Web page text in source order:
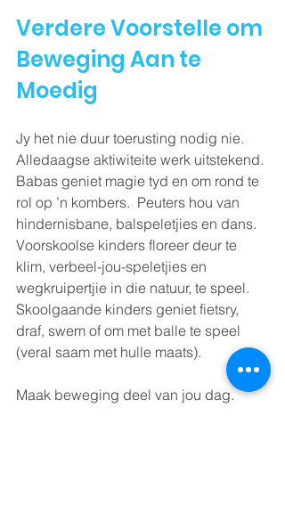
Verdere Voorstelle om
Beweging Aan te
Moedig
Jy het nie duur toerusting nodig nie.
Alledaagse aktiwiteite werk uitstekend.
Babas geniet magie tyd en om rond te
rol op ’n kombers.  Peuters hou van
hindernisbane, balspeletjies en dans.
Voorskoolse kinders floreer deur te
klim, verbeel-jou-speletjies en
wegkruipertjie in die natuur, te speel.
Skoolgaande kinders geniet fietsry,
draf, swem of om met balle te speel
(veral saam met hulle maats).
Maak beweging deel van jou dag.